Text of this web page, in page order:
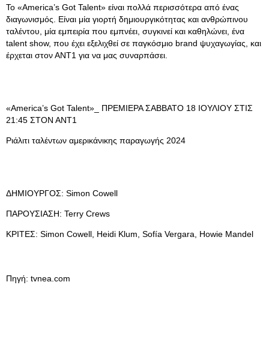
Το «America’s Got Talent» είναι πολλά περισσότερα από ένας
διαγωνισμός. Είναι μία γιορτή δημιουργικότητας και ανθρώπινου
ταλέντου, μία εμπειρία που εμπνέει, συγκινεί και καθηλώνει, ένα
talent show, που έχει εξελιχθεί σε παγκόσμιο brand ψυχαγωγίας, και
έρχεται στον ΑΝΤ1 για να μας συναρπάσει.
«America’s Got Talent»_ ΠΡΕΜΙΕΡΑ ΣΑΒΒΑΤΟ 18 ΙΟΥΛΙΟΥ ΣΤΙΣ
21:45 ΣΤΟΝ ΑΝΤ1
Ριάλιτι ταλέντων αμερικάνικης παραγωγής 2024
ΔΗΜΙΟΥΡΓΟΣ: Simon Cowell
ΠΑΡΟΥΣΙΑΣΗ: Terry Crews
KΡΙΤΕΣ: Simon Cowell, Heidi Klum, Sofía Vergara, Howie Mandel
Πηγή: tvnea.com